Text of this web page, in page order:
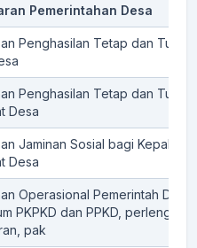
Pemerintahan Desa
Penghasilan Tetap dan
Penghasilan Tetap dan
Desa
Jaminan Sosial bagi Kepala
Desa
Operasional Pemerintah Desa
PKPKD dan PPKD,
pak